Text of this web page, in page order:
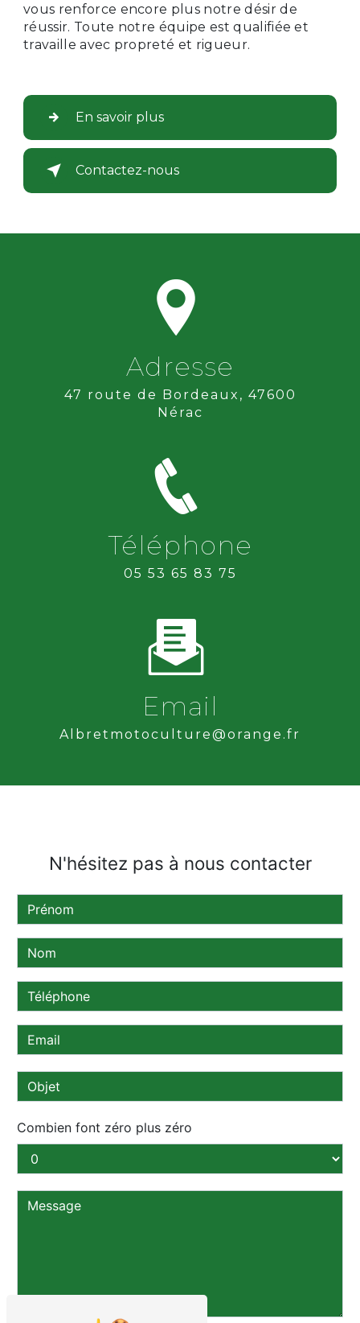
vous renforce encore plus notre désir de
réussir. Toute notre équipe est qualifiée et
travaille avec propreté et rigueur.
En savoir plus
Contactez-nous
Adresse
47 route de Bordeaux, 47600
Nérac
Téléphone
05 53 65 83 75
Email
albretmotoculture@orange.fr
N'hésitez pas à nous contacter
Combien font zéro plus zéro